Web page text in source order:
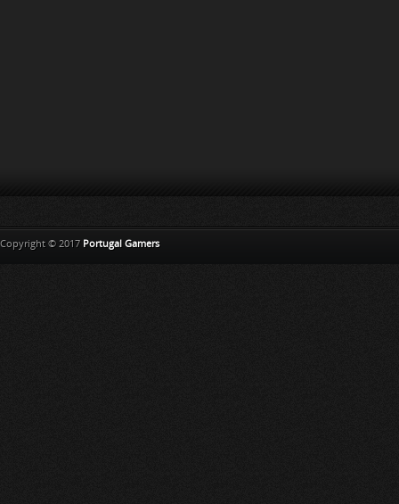
Copyright © 2017 Portugal Gamers